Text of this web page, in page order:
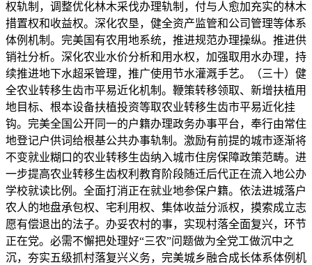
权轨制，调整优化林木采伐办理轨制，付与人愈加充实的林木
措置权和收益权。深化农垦，健全资产监管和公司管理等体系
体例机制。完美国有农用地系统，推进规范办理操纵。推进供
销社分析。深化农业水价分析和用水权，加强取用水办理，持
续推进地下水超采管理，推广使用节水灌溉手艺。（三十）健
全农业转移生齿市平易近化机制。鞭策转移领取、新增扶植用
地目标、根本设备扶植投资等取农业转移生齿市平易近化挂
钩。完美全国公开同一的户籍办理政务办事平台，奉行由常住
地登记户供词给根基公共办事轨制。激励有前提的城市逐渐将
不变就业糊口的农业转移生齿纳入城市住房保障政策范畴。进
一步提高农业转移生齿权利教育阶段随迁后代正在流入地公办
学校就读比例。全面打消正在就业地参保户籍。依法进城落户
农人的地盘承包权、宅利用权、集体收益分派权，摸索成立志
愿有偿退出的法子。办妥农村的事，实现村落全面复兴，环节
正在党。必需不懈把处理好“三农”问题做为全党工做沉中之
沉，夯实五级抓村落复兴义务，完美城乡融合成长体系体例机